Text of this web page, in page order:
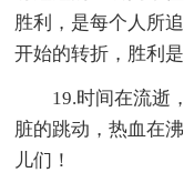
胜利，是每个人所
开始的转折，胜利
19.时间在流逝
脏的跳动，热血在
儿们！